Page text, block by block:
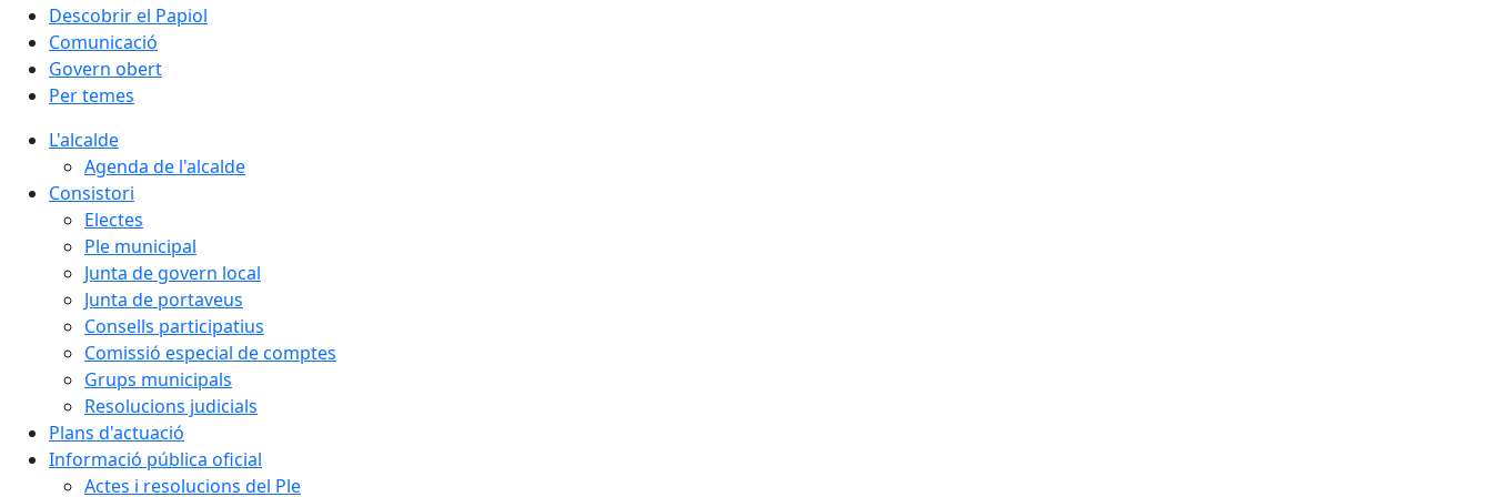
Descobrir el Papiol
Comunicació
Govern obert
Per temes
L'alcalde
Agenda de l'alcalde
Consistori
Electes
Ple municipal
Junta de govern local
Junta de portaveus
Consells participatius
Comissió especial de comptes
Grups municipals
Resolucions judicials
Plans d'actuació
Informació pública oficial
Actes i resolucions del Ple